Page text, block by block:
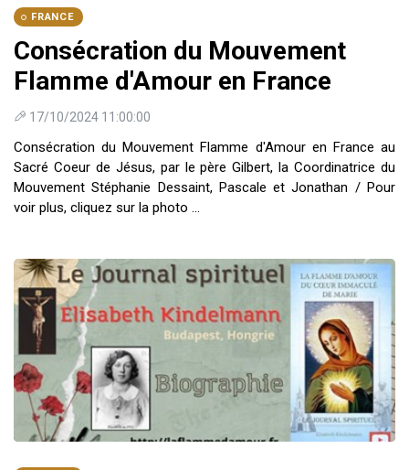
FRANCE
Consécration du Mouvement
Flamme d'Amour en France
17/10/2024 11:00:00
Consécration du Mouvement Flamme d'Amour en France au
Sacré Coeur de Jésus, par le père Gilbert, la Coordinatrice du
Mouvement Stéphanie Dessaint, Pascale et Jonathan / Pour
voir plus, cliquez sur la photo ...